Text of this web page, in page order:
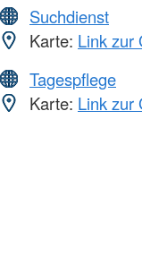
Suchdienst
Karte: Link zur
Tagespflege
Karte: Link zur